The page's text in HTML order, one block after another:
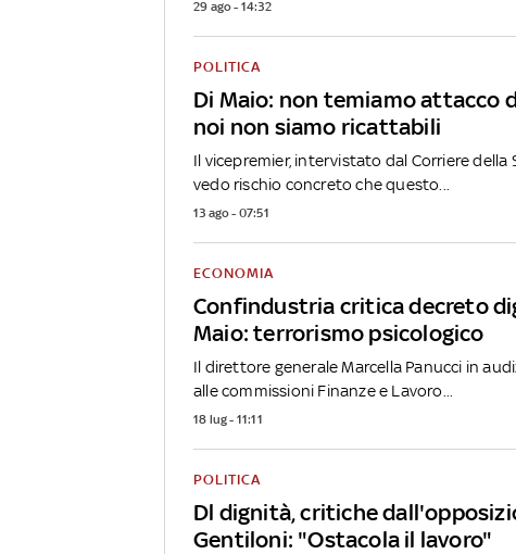
29 ago - 14:32
Di Maio: non temiamo attacco
noi non siamo ricattabili
POLITICA
Il vicepremier, intervistato dal Corriere della
vedo rischio concreto che questo...
13 ago - 07:51
Confindustria critica decreto
Maio: terrorismo psicologico
ECONOMIA
Il direttore generale Marcella Panucci in
alle commissioni Finanze e Lavoro...
18 lug - 11:11
Dl dignità, critiche
Gentiloni: "Ostacola il lavoro"
POLITICA